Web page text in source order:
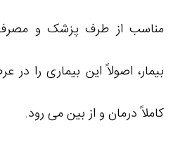
مناسب از طرف پزشک و
بیمار، اصولاً این بیماری را
کاملاً درمان و از بین می رود.